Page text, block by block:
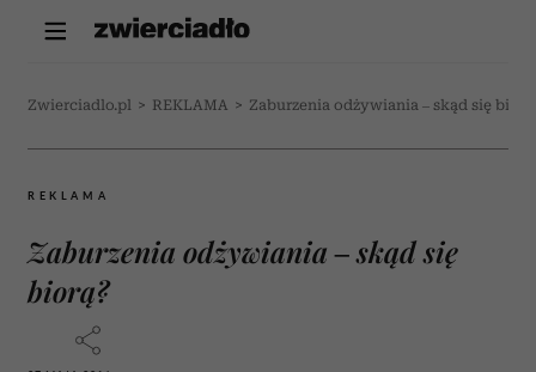
Zwierciadlo.pl > REKLAMA > Zaburzenia odżywiania – skąd się
REKLAMA
Zaburzenia odżywiania – skąd się
biorą?